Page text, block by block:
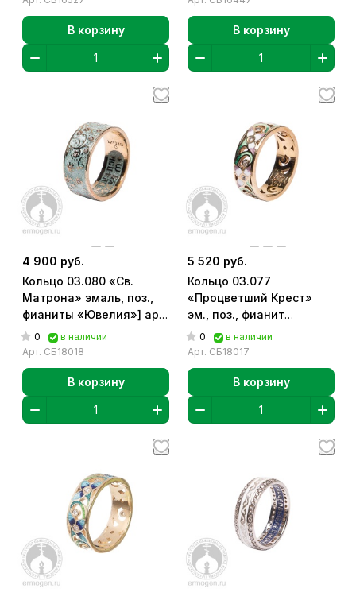
В корзину В корзину
4 900 руб.
Кольцо 03.080 «Св.
Матрона» эмаль, поз.,
фианиты «Ювелия»] арт.
СБ18018
0
в наличии
Арт. СБ18018
В корзину
5 520 руб.
Кольцо 03.077
«Процветший Крест»
эм., поз., фианит
«Ювелия»] арт. СБ18017
0
в наличии
Арт. СБ18017
В корзину